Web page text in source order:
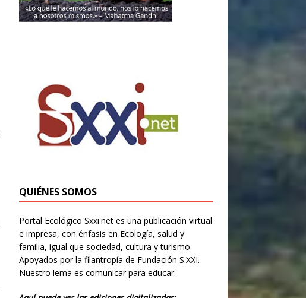
QUIÉNES SOMOS
Portal Ecológico Sxxi.net es una publicación virtual
e impresa, con énfasis en Ecología, salud y
familia, igual que sociedad, cultura y turismo.
Apoyados por la filantropía de Fundación S.XXI.
Nuestro lema es comunicar para educar.